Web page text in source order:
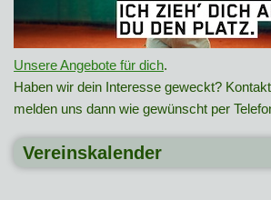
Unsere Angebote für dich.
Haben wir dein Interesse geweckt?
melden uns dann wie gewünscht per
Vereinskalender